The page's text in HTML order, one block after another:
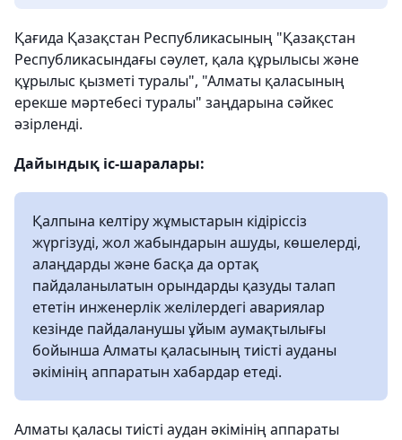
Қағида Қазақстан Республикасының "Қазақстан
Республикасындағы сәулет, қала құрылысы және
құрылыс қызметі туралы", "Алматы қаласының
ерекше мәртебесі туралы" заңдарына сәйкес
әзірленді.
Дайындық іс-шаралары:
Қалпына келтіру жұмыстарын кідіріссіз
жүргізуді, жол жабындарын ашуды, көшелерді,
алаңдарды және басқа да ортақ
пайдаланылатын орындарды қазуды талап
ететін инженерлік желілердегі авариялар
кезінде пайдаланушы ұйым аумақтылығы
бойынша Алматы қаласының тиісті ауданы
әкімінің аппаратын хабардар етеді.
Алматы қаласы тиісті аудан әкімінің аппараты